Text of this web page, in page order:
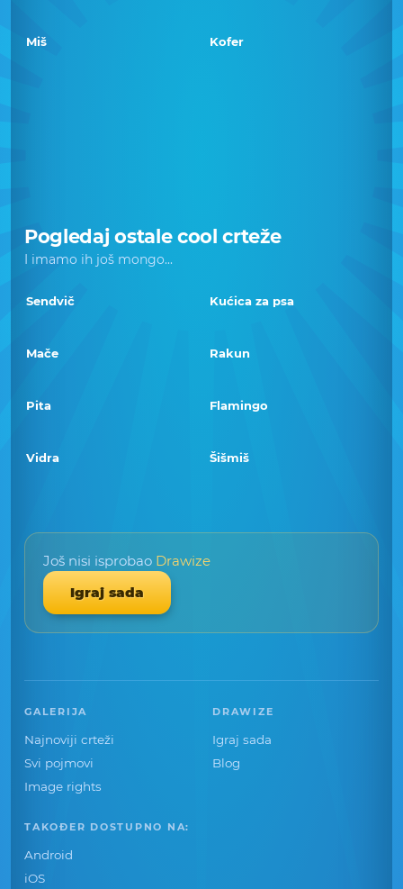
Miš Kofer
Pogledaj ostale cool crteže
I imamo ih još mongo...
Sendvič Kućica za psa
Mače Rakun
Pita Flamingo
Vidra Šišmiš
Još nisi isprobao Drawize
Igraj sada
GALERIJA
Najnoviji crteži
Svi pojmovi
Image rights
DRAWIZE
Igraj sada
Blog
TAKOĐER DOSTUPNO NA:
Android
iOS